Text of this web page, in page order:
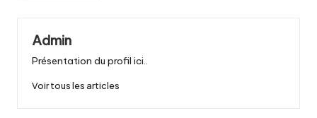
Admin
Présentation du profil ici..
Voir tous les articles